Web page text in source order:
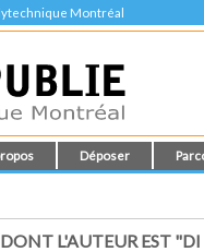
Montréal
Déposer
L'AUTEUR EST